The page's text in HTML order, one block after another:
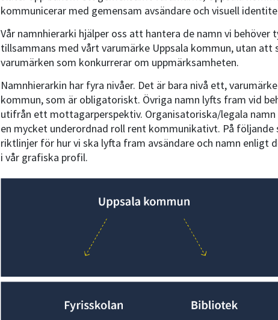
kommunicerar med gemensam avsändare och visuell
Vår namnhierarki hjälper oss att hantera de namn vi behöver
tillsammans med vårt varumärke Uppsala kommun, utan att
varumärken som konkurrerar om uppmärksamheten.
Namnhierarkin har fyra nivåer. Det är bara nivå ett,
kommun, som är obligatoriskt. Övriga namn lyfts fram vid
utifrån ett mottagarperspektiv. Organisatoriska/legala namn
en mycket underordnad roll rent kommunikativt. På följande
riktlinjer för hur vi ska lyfta fram avsändare och namn enligt
i vår grafiska profil.